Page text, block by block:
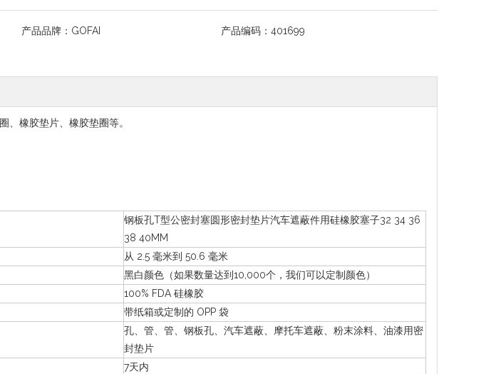
产品品牌： GOFAI 产品编码： 401699
、橡胶垫片、橡胶垫圈等。
钢板孔T型公密封塞圆形密封垫片汽车遮蔽件用硅橡胶塞子32 34 36
38 40MM
从 2.5 毫米到 50.6 毫米
黑白颜色（如果数量达到10,000个，我们可以定制颜色）
100% FDA 硅橡胶
带纸箱或定制的 OPP 袋
孔、管、管、钢板孔、汽车遮蔽、摩托车遮蔽、粉末涂料、油漆用密
封垫片
7天内